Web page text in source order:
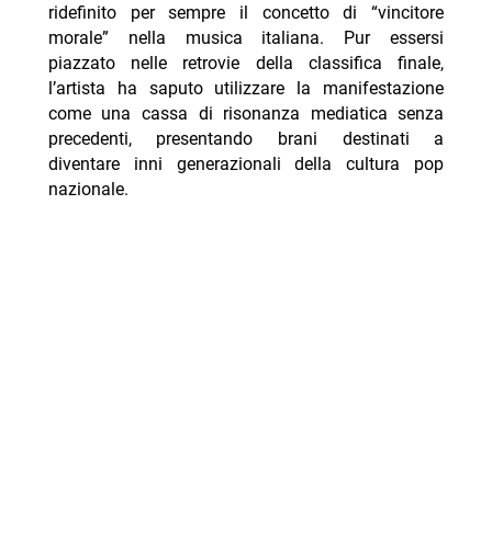
ridefinito per sempre il concetto di “vincitore
morale” nella musica italiana. Pur essersi
piazzato nelle retrovie della classifica finale,
l’artista ha saputo utilizzare la manifestazione
come una cassa di risonanza mediatica senza
precedenti, presentando brani destinati a
diventare inni generazionali della cultura pop
nazionale.